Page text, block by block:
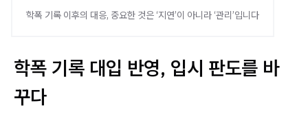
학폭 기록 이후의 대응, 중요한 것은 ‘지연’이 아니라 ‘관리’입니다
학폭 기록 대입 반영, 입시 판도를 바
꾸다